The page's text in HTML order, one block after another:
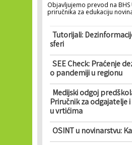
Objavljujemo prevod na BHS
priručnika za edukaciju
Tutorijali:
sferi
SEE Check: Praćenje
o pandemiji u regionu
Medijski odgoj
Priručnik za odgajatelje
u vrtićima
OSINT u novinarstvu: